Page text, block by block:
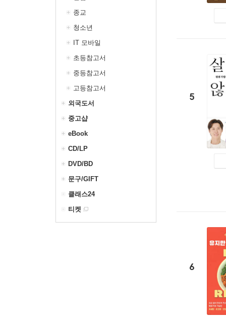
종교
청소년
IT 모바일
초등참고서
중등참고서
고등참고서
외국도서
중고샵
eBook
CD/LP
DVD/BD
문구/GIFT
클래스24
티켓
5
6